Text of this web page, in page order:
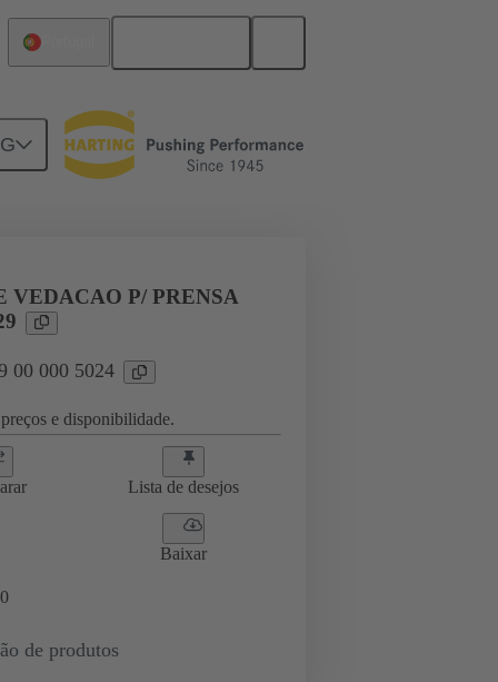
09 00 000 5024
VEDACAO P/ PRENSA
00 000 5024
e disponibilidade.
Lista de desejos
Baixar
0
de produtos